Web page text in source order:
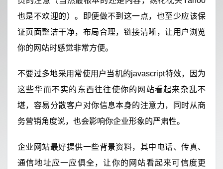
也是不欢迎的）。即便做不到这一点，也至少应该保
证页面整洁干净，布局合理，链接清晰，让用户浏览
你的网站时感觉非常方便。
不要过多地采用常使用户当机的javascript特效，因为
这些华而不实的东西往往使你的网站看起来杂乱不
堪，容易分散客户对你信息本身的注意力，同时从商
务营销角度说，也会影响你企业形象的严肃性。
企业网站最好提供一些背景资料，其中电话、传真、
通信地址应一应俱全，让你的网站看起来可信度更